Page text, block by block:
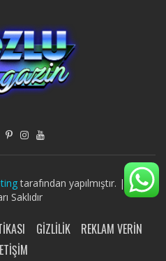
tarafından yapılmıştır. | Tüm
Saklıdır
GIZLILIK
REKLAM VERIN